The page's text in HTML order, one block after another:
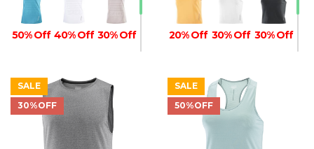
50% Off 40% Off 30% Off
30% Off
20% Off 30% Off 30% Off
20% Off
SALE
30%OFF
SALE
50%OFF